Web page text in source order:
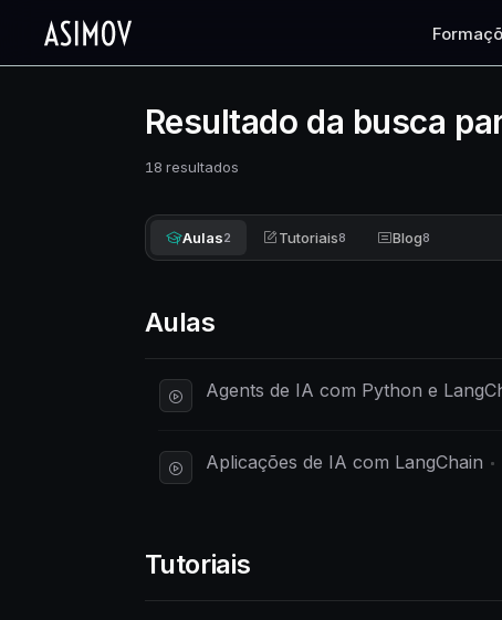
Resultado da busca
18 resultados
Aulas2 Tutoriais8 Blog8
Aulas
Agents de IA com Python e
Aplicações de IA com LangChain
Tutoriais